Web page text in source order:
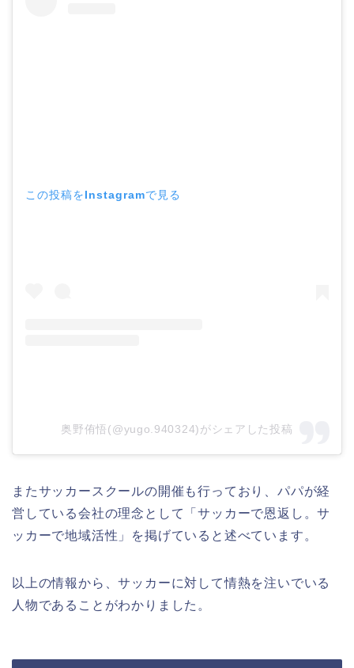
この投稿をInstagramで見る
奥野侑悟(@yugo.940324)がシェアした投稿
またサッカースクールの開催も行っており、パパが経
営している会社の理念として「サッカーで恩返し。サ
ッカーで地域活性」を掲げていると述べています。
以上の情報から、サッカーに対して情熱を注いでいる
人物であることがわかりました。